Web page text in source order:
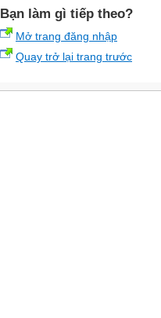
Bạn làm gì tiếp theo?
Mở trang đăng nhập
Quay trở lại trang trước